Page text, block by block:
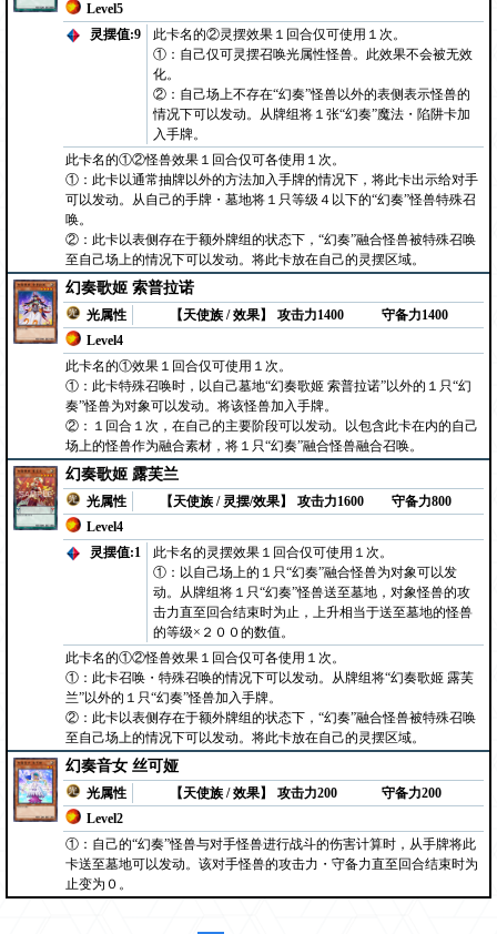
Level5
灵摆值:9
此卡名的②灵摆效果１回合仅可使用１次。
①：自己仅可灵摆召唤光属性怪兽。此效果不会被无效
化。
②：自己场上不存在“幻奏”怪兽以外的表侧表示怪兽的
情况下可以发动。从牌组将１张“幻奏”魔法・陷阱卡加
入手牌。
此卡名的①②怪兽效果１回合仅可各使用１次。
①：此卡以通常抽牌以外的方法加入手牌的情况下，将此卡出示给对手
可以发动。从自己的手牌・墓地将１只等级４以下的“幻奏”怪兽特殊召
唤。
②：此卡以表侧存在于额外牌组的状态下，“幻奏”融合怪兽被特殊召唤
至自己场上的情况下可以发动。将此卡放在自己的灵摆区域。
幻奏歌姬 索普拉诺
光属性
【天使族 / 效果】
Level4
攻击力1400 守备力1400
此卡名的①效果１回合仅可使用１次。
①：此卡特殊召唤时，以自己墓地“幻奏歌姬 索普拉诺”以外的１只“幻
奏”怪兽为对象可以发动。将该怪兽加入手牌。
②：１回合１次，在自己的主要阶段可以发动。以包含此卡在内的自己
场上的怪兽作为融合素材，将１只“幻奏”融合怪兽融合召唤。
幻奏歌姬 露芙兰
光属性
【天使族 / 灵摆/效果】
Level4
攻击力1600 守备力800
灵摆值:1
此卡名的灵摆效果１回合仅可使用１次。
①：以自己场上的１只“幻奏”融合怪兽为对象可以发
动。从牌组将１只“幻奏”怪兽送至墓地，对象怪兽的攻
击力直至回合结束时为止，上升相当于送至墓地的怪兽
的等级×２００的数值。
此卡名的①②怪兽效果１回合仅可各使用１次。
①：此卡召唤・特殊召唤的情况下可以发动。从牌组将“幻奏歌姬 露芙
兰”以外的１只“幻奏”怪兽加入手牌。
②：此卡以表侧存在于额外牌组的状态下，“幻奏”融合怪兽被特殊召唤
至自己场上的情况下可以发动。将此卡放在自己的灵摆区域。
幻奏音女 丝可娅
光属性
【天使族 / 效果】
Level2
攻击力200 守备力200
①：自己的“幻奏”怪兽与对手怪兽进行战斗的伤害计算时，从手牌将此
卡送至墓地可以发动。该对手怪兽的攻击力・守备力直至回合结束时为
止变为０。